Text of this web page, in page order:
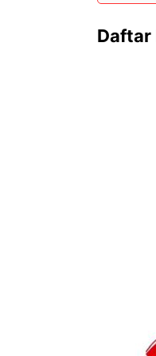
Daftar